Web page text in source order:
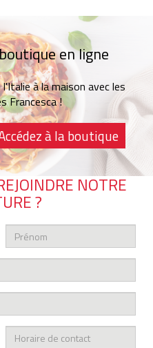
en ligne
à la maison avec les
Francesca !
à la boutique
NOTRE
?
Prénom